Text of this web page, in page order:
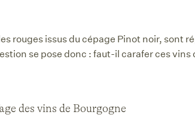
rouges issus du cépage Pinot noir, sont
se pose donc : faut-il carafer ces vins
des vins de Bourgogne